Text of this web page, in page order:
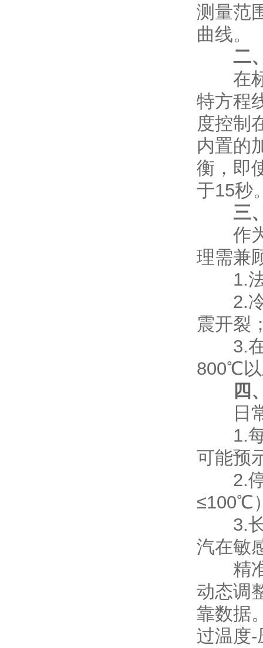
测量范
曲线。
二
在标
特方程
度控制
内置的
衡，即
于15秒
三
作为
理需兼
1.法
2.冷
震开裂
3.在
800℃以
四
日常
1.每
可能预
2.停
≤100℃
3.长
汽在敏
精准
动态调
靠数据
过温度-